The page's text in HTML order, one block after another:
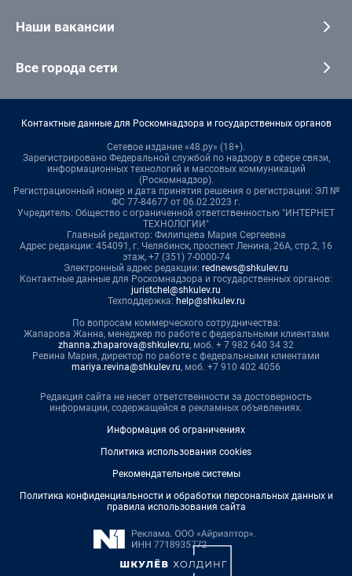
Наши вакансии
Все города сети
Контактные данные для Роскомнадзора и государственных органов
Сетевое издание «48.ру» (18+).
Зарегистрировано Федеральной службой по надзору в сфере связи,
информационных технологий и массовых коммуникаций
(Роскомнадзор).
Регистрационный номер и дата принятия решения о регистрации: ЭЛ №
ФС 77-84677 от 06.02.2023 г.
Учредитель: Общество с ограниченной ответственностью "ИНТЕРНЕТ
ТЕХНОЛОГИИ"
Главный редактор: Филипцева Мария Сергеевна
Адрес редакции: 454091, г. Челябинск, проспект Ленина, 26А, стр.2, 16
этаж, +7 (351) 7-0000-74
Электронный адрес редакции: rednews@shkulev.ru
Контактные данные для Роскомнадзора и государственных органов:
juristchel@shkulev.ru
Техподдержка: help@shkulev.ru
По вопросам коммерческого сотрудничества:
Жапарова Жанна, менеджер по работе с федеральными клиентами
zhanna.zhaparova@shkulev.ru, моб. + 7 982 640 34 32
Ревина Мария, директор по работе с федеральными клиентами
mariya.revina@shkulev.ru, моб. +7 910 402 4056
Редакция сайта не несет ответственности за достоверность
информации, содержащейся в рекламных объявлениях.
Информация об ограничениях
Политика использования cookies
Рекомендательные системы
Политика конфиденциальности и обработки персональных данных и
правила использования сайта